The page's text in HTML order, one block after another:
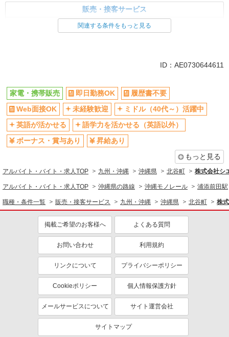
販売・接客サービス
日払い
車通勤OK
交通費支給
社会保険あり
社員登用あり
関連する条件をもっと見る
ID：AE0730644611
家電・携帯販売 即日勤務OK
履歴書不要
Web面接OK
未経験歓迎
ミドル（40代～）活躍中
英語が活かせる
語学力を活かせる（英語以外）
ボーナス・賞与あり
昇給あり
もっと見る
アルバイト・バイト・求人TOP 九州・沖縄 沖縄県 北谷町 株式会社シ
アルバイト・バイト・求人TOP 沖縄県の路線 沖縄モノレール 浦添前田駅
職種・条件一覧 販売・接客サービス 九州・沖縄 沖縄県 北谷町 株
掲載ご希望のお客様へ よくある質問
お問い合わせ 利用規約
リンクについて プライバシーポリシー
Cookieポリシー 個人情報保護方針
メールサービスについて サイト運営会社
サイトマップ